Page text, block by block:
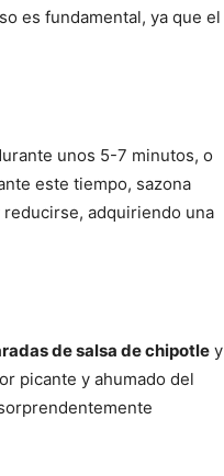
es fundamental, ya que el
unos 5-7 minutos, o
este tiempo, sazona
adquiriendo una
de salsa de chipotle y
picante y ahumado del